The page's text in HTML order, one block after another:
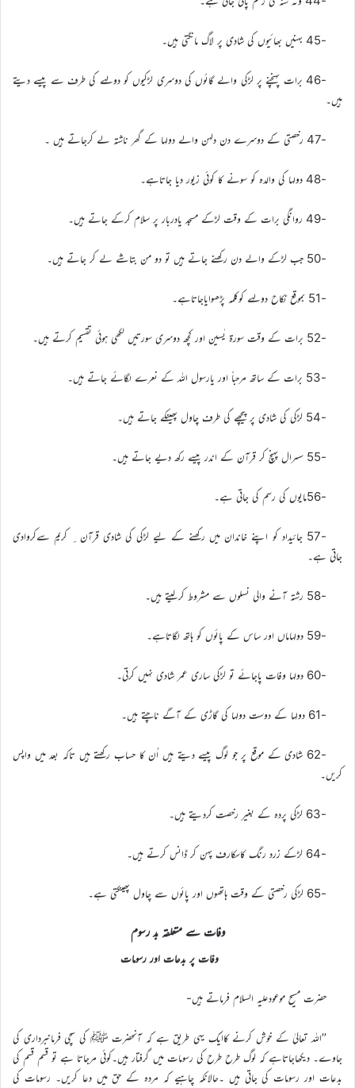
-45 بہنیں بھائیوں کی شادی پر لاگ مانگتی ہیں۔
-46 برات پہنچنے پر لڑکی والے گائوں کی دوسری لڑکیوں کو دولہے کی طرف سے پیسے دیتے
ہیں۔
-47 رخصتی کے دوسرے دن دلہن والے دولہا کے گھر ناشتہ لے کرجاتے ہیں ۔
-48 دولہا کی والدہ کو سونے کا کوئی زیور دیا جاتاہے۔
-49 روانگی برات کے وقت لڑکے مسجد یادربار پر سلام کرکے جاتے ہیں۔
-50 جب لڑکے والے دن رکھنے جاتے ہیں تو دو من بتاشے لے کر جاتے ہیں۔
-51 بموقع نکاح دولہے کوکلمہ پڑھوایاجاتاہے۔
-52 برات کے وقت سورۃ یٰسین اور کچھ دوسری سورتیں لکھی ہوئی تقسیم کرتے ہیں۔
-53 برات کے ساتھ مرحباً اور یارسول اللہ کے نعرے لگائے جاتے ہیں۔
-54 لڑکی کی شادی پر پیچھے کی طرف چاول پھینکے جاتے ہیں۔
-55 سسرال پہنچ کر قرآن کے اندر پیسے رکھ دیے جاتے ہیں۔
-56مایوں کی رسم کی جاتی ہے۔
-57 جائیداد کو اپنے خاندان میں رکھنے کے لیے لڑکی کی شادی قرآن ِ کریم سےکروادی
جاتی ہے۔
-58 رشتہ آنے والی نسلوں سے مشروط کرلیتے ہیں۔
-59 دولہاماں اور ساس کے پائوں کو ہاتھ لگاتاہے۔
-60 دولہا وفات پاجائے تو لڑکی ساری عمر شادی نہیں کرتی۔
-61 دولہا کے دوست دولہا کی گاڑی کے آگے ناچتے ہیں۔
-62 شادی کے موقع پر جو لوگ پیسے دیتے ہیں اُن کا حساب رکھتے ہیں تاکہ بعد میں واپس
کریں۔
-63 لڑکی پردہ کے بغیر رخصت کردیتے ہیں۔
-64 لڑکے زرد رنگ کاسکارف پہن کر ڈانس کرتے ہیں۔
-65 لڑکی رخصتی کے وقت ہاتھوں اور پائوں سے چاول پھینکتی ہے۔
وفات سے متعلقہ بد رسوم
وفات پر بدعات اور رسومات
حضرت مسیح موعودعلیہ السلام فرماتے ہیں-
’’اللہ تعالیٰ کے خوش کرنے کاایک یہی طریق ہے کہ آنحضرت ﷺ کی سچی فرمانبرداری کی
جاوے۔ دیکھاجاتاہے کہ لوگ طرح طرح کی رسومات میں گرفتار ہیں۔کوئی مرجاتا ہے تو قسم قسم کی
بدعات اور رسومات کی جاتی ہیں ۔حالانکہ چاہیے کہ مردہ کے حق میں دعا کریں۔ رسومات کی